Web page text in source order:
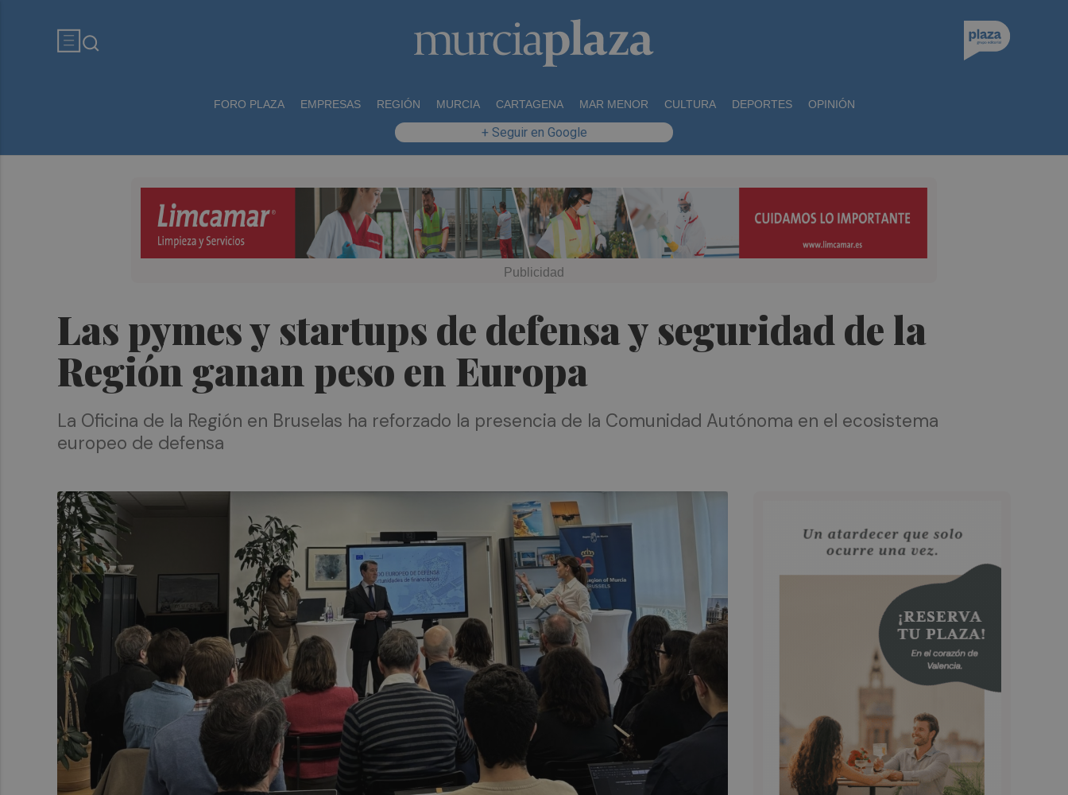
FORO PLAZA EMPRESAS REGIÓN MURCIA CARTAGENA MAR MENOR CULTURA DEPORTES OPINIÓN
+ Seguir en Google
Las pymes y startups de defensa y seguridad de la
Región ganan peso en Europa
La Oficina de la Región en Bruselas ha reforzado la presencia de la Comunidad Autónoma en el ecosistema
europeo de defensa